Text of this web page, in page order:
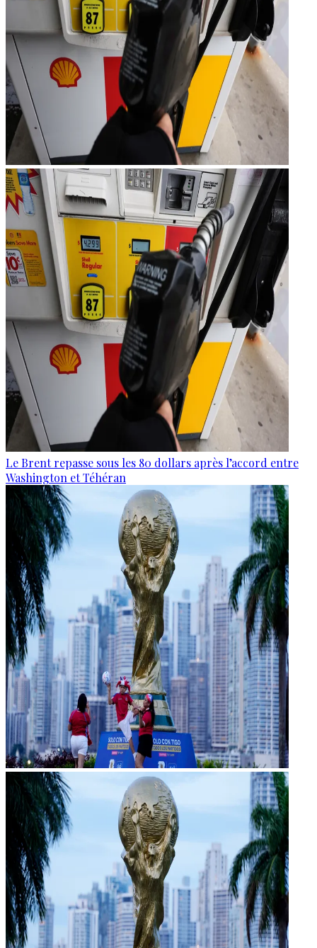
Le Brent repasse sous les 80 dollars après l’accord entre
Washington et Téhéran